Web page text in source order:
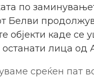
по
Белви
објекти каде се
лица од
среќен пат